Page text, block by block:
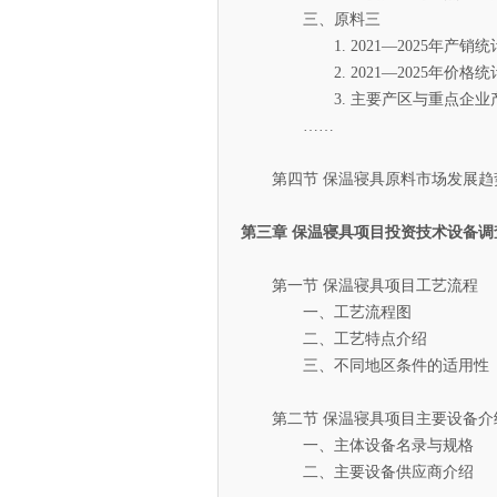
三、原料三
1. 2021—2025年产销统
2. 2021—2025年价格统
3. 主要产区与重点企业
……
第四节 保温寝具原料市场发展趋
第三章 保温寝具项目投资技术设备调
第一节 保温寝具项目工艺流程
一、工艺流程图
二、工艺特点介绍
三、不同地区条件的适用性
第二节 保温寝具项目主要设备介
一、主体设备名录与规格
二、主要设备供应商介绍